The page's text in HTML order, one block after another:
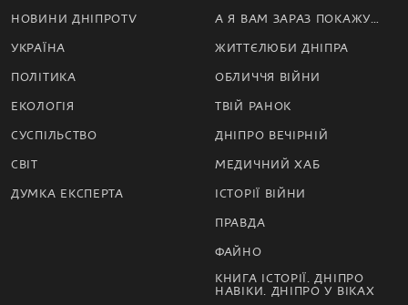
НОВИНИ ДНІПРОTV
УКРАЇНА
ПОЛІТИКА
ЕКОЛОГІЯ
СУСПІЛЬСТВО
СВІТ
ДУМКА ЕКСПЕРТА
А Я ВАМ ЗАРАЗ ПОКАЖУ…
ЖИТТЄЛЮБИ ДНІПРА
ОБЛИЧЧЯ ВІЙНИ
ТВІЙ РАНОК
ДНІПРО ВЕЧІРНІЙ
МЕДИЧНИЙ ХАБ
ІСТОРІЇ ВІЙНИ
ПРАВДА
ФАЙНО
КНИГА ІСТОРІЇ. ДНІПРО
НАВІКИ. ДНІПРО У ВІКАХ